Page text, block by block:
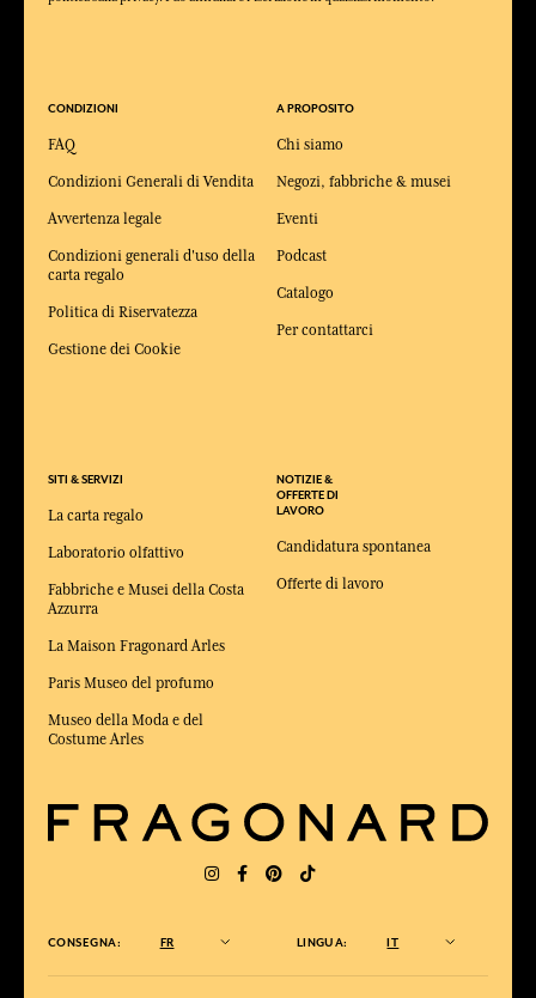
CONDIZIONI
FAQ
Condizioni Generali di Vendita
Avvertenza legale
Condizioni generali d'uso della
carta regalo
Politica di Riservatezza
Gestione dei Cookie
SITI & SERVIZI
La carta regalo
Laboratorio olfattivo
Fabbriche e Musei della Costa
Azzurra
La Maison Fragonard Arles
Paris Museo del profumo
Museo della Moda e del
Costume Arles
A PROPOSITO
Chi siamo
Negozi, fabbriche & musei
Eventi
Podcast
Catalogo
Per contattarci
NOTIZIE &
OFFERTE DI
LAVORO
Candidatura spontanea
Offerte di lavoro
CONSEGNA: FR LINGUA: IT